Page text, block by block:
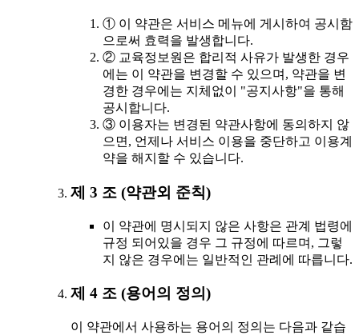
① 이 약관은 서비스 메뉴에 게시하여 공시함
으로써 효력을 발생합니다.
② 교육정보원은 합리적 사유가 발생한 경우
에는 이 약관을 변경할 수 있으며, 약관을 변
경한 경우에는 지체없이 "공지사항"을 통해
공시합니다.
③ 이용자는 변경된 약관사항에 동의하지 않
으면, 언제나 서비스 이용을 중단하고 이용계
약을 해지할 수 있습니다.
제 3 조 (약관외 준칙)
이 약관에 명시되지 않은 사항은 관계 법령에
규정 되어있을 경우 그 규정에 따르며, 그렇
지 않은 경우에는 일반적인 관례에 따릅니다.
제 4 조 (용어의 정의)
이 약관에서 사용하는 용어의 정의는 다음과 같습